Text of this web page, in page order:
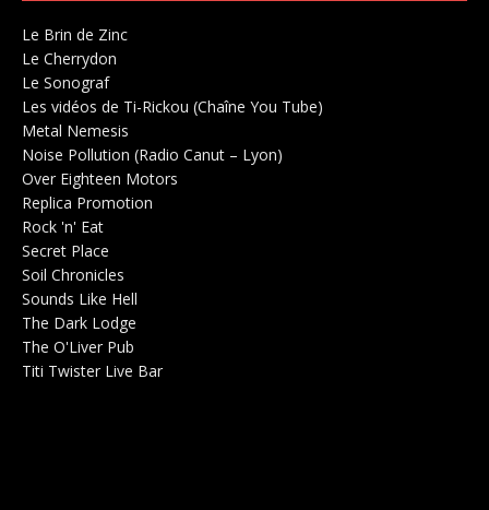
Le Brin de Zinc
Le Cherrydon
Le SonografSalle de concerts 0
Les vidéos de Ti-Rickou (Chaîne You Tube)
Metal Nemesis
Noise Pollution (Radio Canut – Lyon)
Over Eighteen Motors
Replica Promotion
Rock 'n' Eat
Secret Place
Soil Chronicles
Sounds Like Hell
The Dark Lodge
The O'Liver Pub
Titi Twister Live Bar